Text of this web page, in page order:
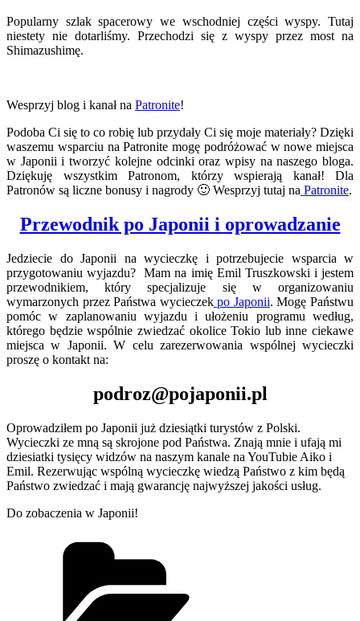
Popularny szlak spacerowy we wschodniej części wyspy. Tutaj
niestety nie dotarliśmy. Przechodzi się z wyspy przez most na
Shimazushimę.
Wesprzyj blog i kanał na Patronite!
Podoba Ci się to co robię lub przydały Ci się moje materiały? Dzięki
waszemu wsparciu na Patronite mogę podróżować w nowe miejsca
w Japonii i tworzyć kolejne odcinki oraz wpisy na naszego bloga.
Dziękuję wszystkim Patronom, którzy wspierają kanał! Dla
Patronów są liczne bonusy i nagrody 🙂 Wesprzyj tutaj na Patronite.
Przewodnik po Japonii i oprowadzanie
Jedziecie do Japonii na wycieczkę i potrzebujecie wsparcia w
przygotowaniu wyjazdu? Mam na imię Emil Truszkowski i jestem
przewodnikiem, który specjalizuje się w organizowaniu
wymarzonych przez Państwa wycieczekpo Japonii. Mogę Państwu
pomóc w zaplanowaniu wyjazdu i ułożeniu programu według,
którego będzie wspólnie zwiedzać okolice Tokio lub inne ciekawe
miejsca w Japonii. W celu zarezerwowania wspólnej wycieczki
proszę o kontakt na:
podroz@pojaponii.pl
Oprowadziłem po Japonii już dziesiątki turystów z Polski.
Wycieczki ze mną są skrojone pod Państwa. Znają mnie i ufają mi
dziesiatki tysięcy widzów na naszym kanale na YouTubie Aiko i
Emil. Rezerwując wspólną wycieczkę wiedzą Państwo z kim będą
Państwo zwiedzać i mają gwarancję najwyższej jakości usług.
Do zobaczenia w Japonii!